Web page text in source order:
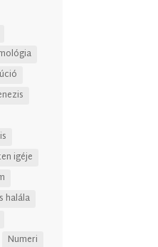
igéje
halála
Numeri